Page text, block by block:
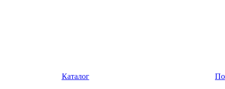
Каталог